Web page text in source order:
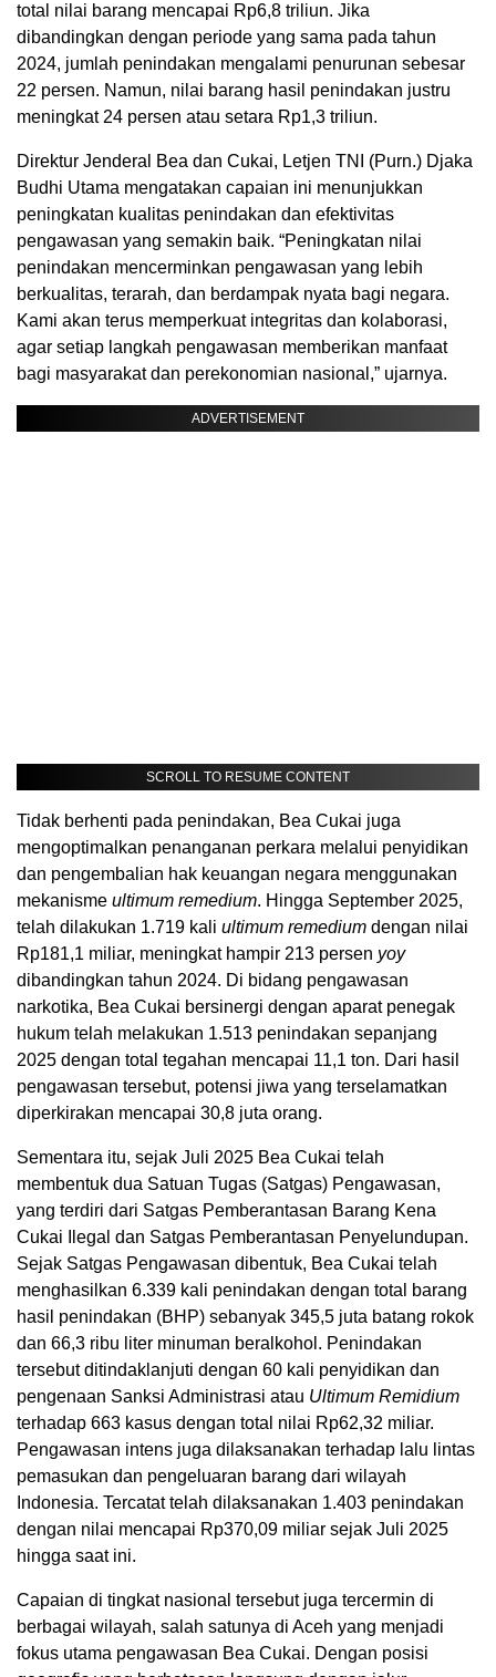
total nilai barang mencapai Rp6,8 triliun. Jika
dibandingkan dengan periode yang sama pada tahun
2024, jumlah penindakan mengalami penurunan sebesar
22 persen. Namun, nilai barang hasil penindakan justru
meningkat 24 persen atau setara Rp1,3 triliun.
Direktur Jenderal Bea dan Cukai, Letjen TNI (Purn.) Djaka
Budhi Utama mengatakan capaian ini menunjukkan
peningkatan kualitas penindakan dan efektivitas
pengawasan yang semakin baik. “Peningkatan nilai
penindakan mencerminkan pengawasan yang lebih
berkualitas, terarah, dan berdampak nyata bagi negara.
Kami akan terus memperkuat integritas dan kolaborasi,
agar setiap langkah pengawasan memberikan manfaat
bagi masyarakat dan perekonomian nasional,” ujarnya.
ADVERTISEMENT
SCROLL TO RESUME CONTENT
Tidak berhenti pada penindakan, Bea Cukai juga
mengoptimalkan penanganan perkara melalui penyidikan
dan pengembalian hak keuangan negara menggunakan
mekanisme ultimum remedium. Hingga September 2025,
telah dilakukan 1.719 kali ultimum remedium dengan nilai
Rp181,1 miliar, meningkat hampir 213 persen yoy
dibandingkan tahun 2024. Di bidang pengawasan
narkotika, Bea Cukai bersinergi dengan aparat penegak
hukum telah melakukan 1.513 penindakan sepanjang
2025 dengan total tegahan mencapai 11,1 ton. Dari hasil
pengawasan tersebut, potensi jiwa yang terselamatkan
diperkirakan mencapai 30,8 juta orang.
Sementara itu, sejak Juli 2025 Bea Cukai telah
membentuk dua Satuan Tugas (Satgas) Pengawasan,
yang terdiri dari Satgas Pemberantasan Barang Kena
Cukai Ilegal dan Satgas Pemberantasan Penyelundupan.
Sejak Satgas Pengawasan dibentuk, Bea Cukai telah
menghasilkan 6.339 kali penindakan dengan total barang
hasil penindakan (BHP) sebanyak 345,5 juta batang rokok
dan 66,3 ribu liter minuman beralkohol. Penindakan
tersebut ditindaklanjuti dengan 60 kali penyidikan dan
pengenaan Sanksi Administrasi atau Ultimum Remidium
terhadap 663 kasus dengan total nilai Rp62,32 miliar.
Pengawasan intens juga dilaksanakan terhadap lalu lintas
pemasukan dan pengeluaran barang dari wilayah
Indonesia. Tercatat telah dilaksanakan 1.403 penindakan
dengan nilai mencapai Rp370,09 miliar sejak Juli 2025
hingga saat ini.
Capaian di tingkat nasional tersebut juga tercermin di
berbagai wilayah, salah satunya di Aceh yang menjadi
fokus utama pengawasan Bea Cukai. Dengan posisi